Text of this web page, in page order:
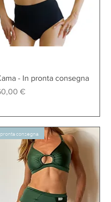
Vista rapida
- In pronta consegna
€
consegna